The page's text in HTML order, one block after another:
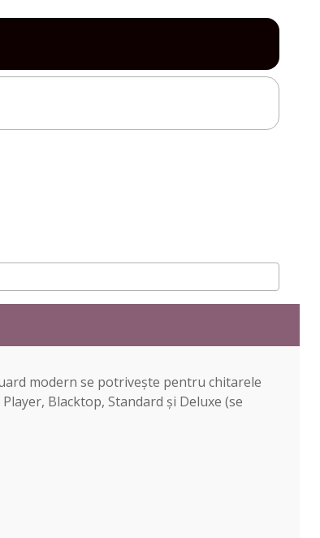
modern se potrivește pentru chitarele
Blacktop, Standard și Deluxe (se